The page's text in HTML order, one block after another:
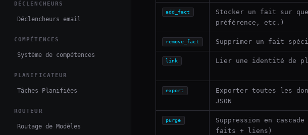
DÉCLENCHEURS
Déclencheurs email
COMPÉTENCES
Système de compétences
PLANIFICATEUR
Tâches Planifiées
ROUTEUR
Routage de Modèles
add_fact
Stocker un fait sur
préférence, etc.)
remove_fact Supprimer un fait
link Lier une identité de
export
Exporter toutes les
JSON
purge
Suppression en
faits + liens)